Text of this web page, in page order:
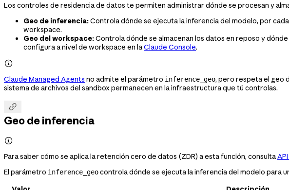
Los controles de residencia de datos te permiten administrar dónde se procesan y
Geo de inferencia:Controla dónde se ejecuta la inferencia del modelo, por
workspace.
Geo del workspace:Controla dónde se almacenan los datos en reposo y
configura a nivel de workspace en laClaude Console.

Claude Managed Agents no admite el parámetro inference_geo, pero respeta el geo
sistema de archivos del sandbox permanecen en la infraestructura que tú controlas.

Geo de inferencia

Para saber cómo se aplica la retención cero de datos (ZDR) a esta función, consulta
El parámetro inference_geocontrola dónde se ejecuta la inferencia del modelo para